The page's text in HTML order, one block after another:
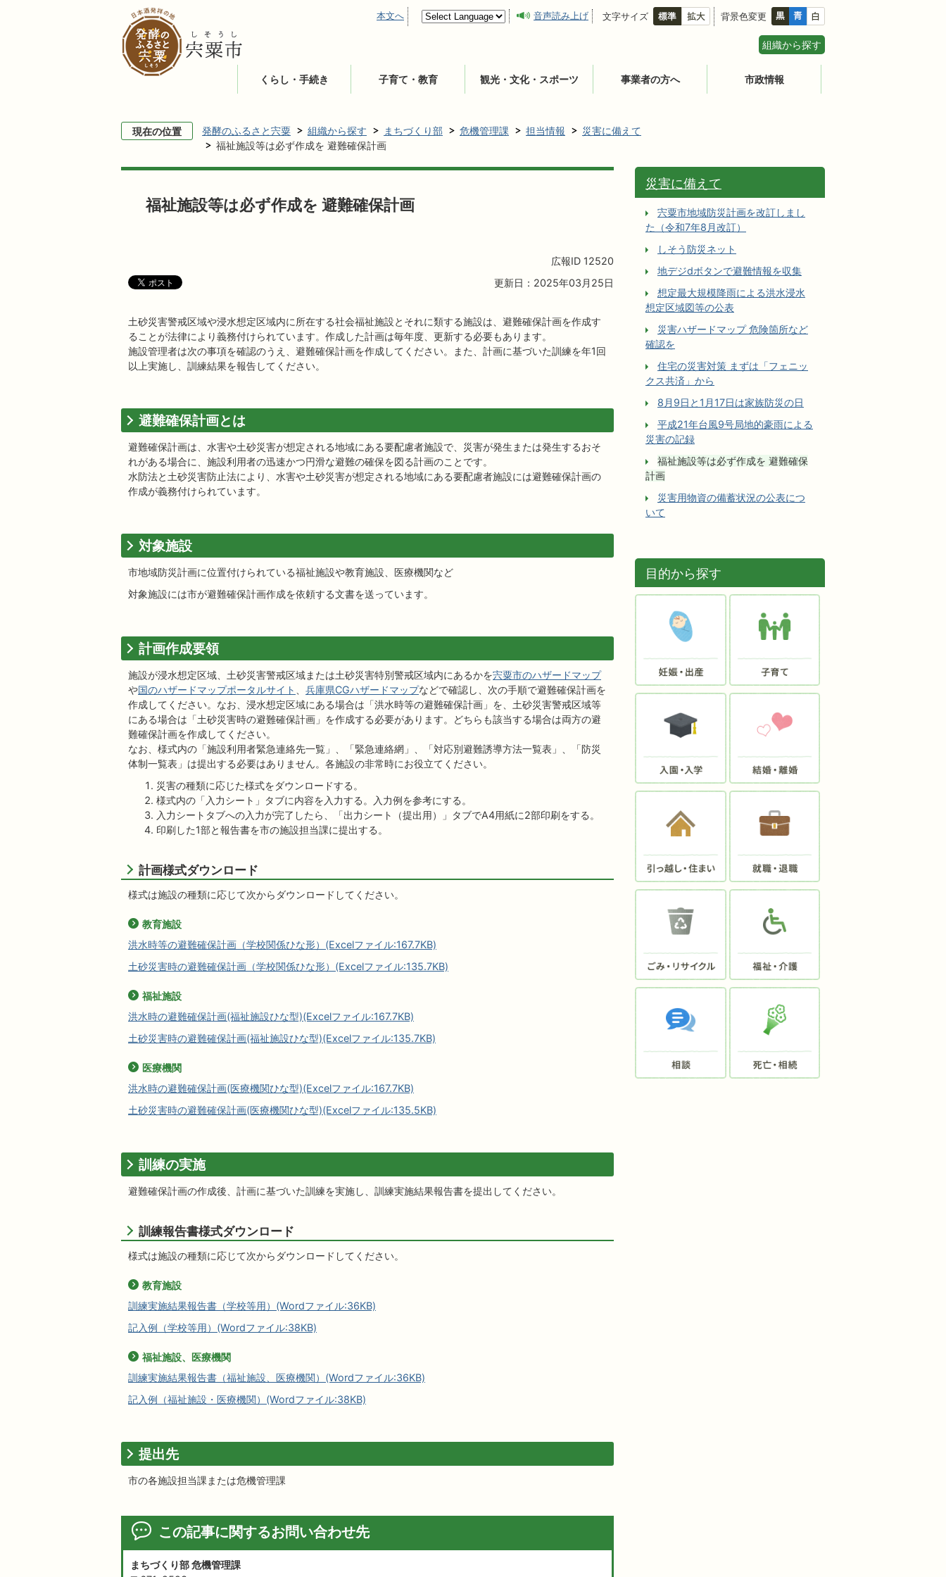
本文へ 音声読み上げ 文字サイズ 背景色変更
組織から探す
くらし・手続き 子育て・教育 観光・文化・スポーツ 事業者の方へ 市政情報
現在の位置 発酵のふるさと宍粟 組織から探す まちづくり部 危機管理課 担当情報
災害に備えて
福祉施設等は必ず作成を 避難確保計画
福祉施設等は必ず作成を 避難確保計画
広報ID 12520
更新日：2025年03月25日
土砂災害警戒区域や浸水想定区域内に所在する社会福祉施設とそれに類する施設は、避難確保計画を作成す
ることが法律により義務付けられています。作成した計画は毎年度、更新する必要もあります。
施設管理者は次の事項を確認のうえ、避難確保計画を作成してください。また、計画に基づいた訓練を年1回
以上実施し、訓練結果を報告してください。
避難確保計画とは
避難確保計画は、水害や土砂災害が想定される地域にある要配慮者施設で、災害が発生または発生するおそ
れがある場合に、施設利用者の迅速かつ円滑な避難の確保を図る計画のことです。
水防法と土砂災害防止法により、水害や土砂災害が想定される地域にある要配慮者施設には避難確保計画の
作成が義務付けられています。
対象施設
市地域防災計画に位置付けられている福祉施設や教育施設、医療機関など
対象施設には市が避難確保計画作成を依頼する文書を送っています。
計画作成要領
施設が浸水想定区域、土砂災害警戒区域または土砂災害特別警戒区域内にあるかを宍粟市のハザードマップ
や国のハザードマップポータルサイト 兵庫県CGハザードマップなどで確認し、次の手順で避難確保計画を
作成してください。なお、浸水想定区域にある場合は「洪水時等の避難確保計画」を、土砂災害警戒区域等
にある場合は「土砂災害時の避難確保計画」を作成する必要があります。どちらも該当する場合は両方の避
難確保計画を作成してください。
なお、様式内の「施設利用者緊急連絡先一覧」、「緊急連絡網」、「対応別避難誘導方法一覧表」、「防災
体制一覧表」は提出する必要はありません。各施設の非常時にお役立てください。
災害の種類に応じた様式をダウンロードする。
様式内の「入力シート」タブに内容を入力する。入力例を参考にする。
入力シートタブへの入力が完了したら、「出力シート（提出用）」タブでA4用紙に2部印刷をする。
印刷した1部と報告書を市の施設担当課に提出する。
計画様式ダウンロード
様式は施設の種類に応じて次からダウンロードしてください。
教育施設
洪水時等の避難確保計画（学校関係ひな形）(Excelファイル:167.7KB)
土砂災害時の避難確保計画（学校関係ひな形）(Excelファイル:135.7KB)
福祉施設
洪水時の避難確保計画(福祉施設ひな型)(Excelファイル:167.7KB)
土砂災害時の避難確保計画(福祉施設ひな型)(Excelファイル:135.7KB)
医療機関
洪水時の避難確保計画(医療機関ひな型)(Excelファイル:167.7KB)
土砂災害時の避難確保計画(医療機関ひな型)(Excelファイル:135.5KB)
訓練の実施
避難確保計画の作成後、計画に基づいた訓練を実施し、訓練実施結果報告書を提出してください。
訓練報告書様式ダウンロード
様式は施設の種類に応じて次からダウンロードしてください。
教育施設
訓練実施結果報告書（学校等用）(Wordファイル:36KB)
記入例（学校等用）(Wordファイル:38KB)
福祉施設、医療機関
訓練実施結果報告書（福祉施設、医療機関）(Wordファイル:36KB)
記入例（福祉施設・医療機関）(Wordファイル:38KB)
提出先
市の各施設担当課または危機管理課
この記事に関するお問い合わせ先
まちづくり部 危機管理課
災害に備えて
宍粟市地域防災計画を改訂しまし
た（令和7年8月改訂）
しそう防災ネット
地デジdボタンで避難情報を収集
想定最大規模降雨による洪水浸水
想定区域図等の公表
災害ハザードマップ 危険箇所など
確認を
住宅の災害対策 まずは「フェニッ
クス共済」から
8月9日と1月17日は家族防災の日
平成21年台風9号局地的豪雨による
災害の記録
福祉施設等は必ず作成を 避難確保
計画
災害用物資の備蓄状況の公表につ
いて
目的から探す